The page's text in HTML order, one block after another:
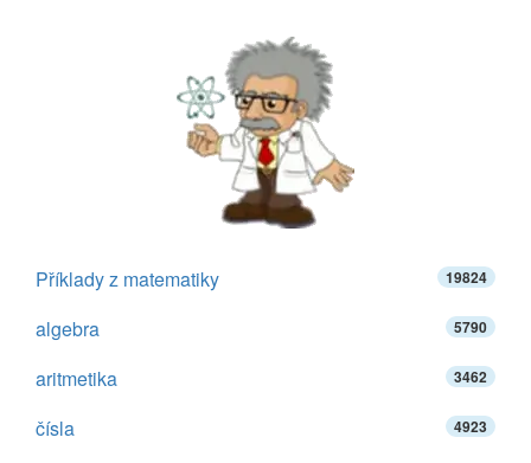
Příklady z matematiky 19824
algebra 5790
aritmetika 3462
čísla 4923